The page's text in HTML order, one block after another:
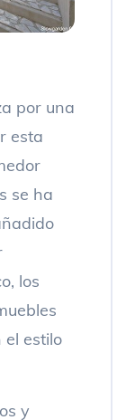
por una
esta
se ha
los
estilo
y